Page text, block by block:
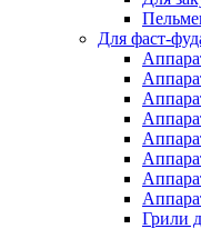
Для фаст-
Грили